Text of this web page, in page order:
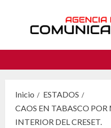
contenido
Inicio
ESTADOS
CAOS EN TABASCO
INTERIOR DEL CRESET.